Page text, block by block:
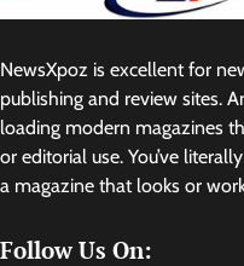
NewsXpoz is excellent for
publishing and review sites.
loading modern magazines
or editorial use. You’ve
a magazine that looks or
Follow Us On: